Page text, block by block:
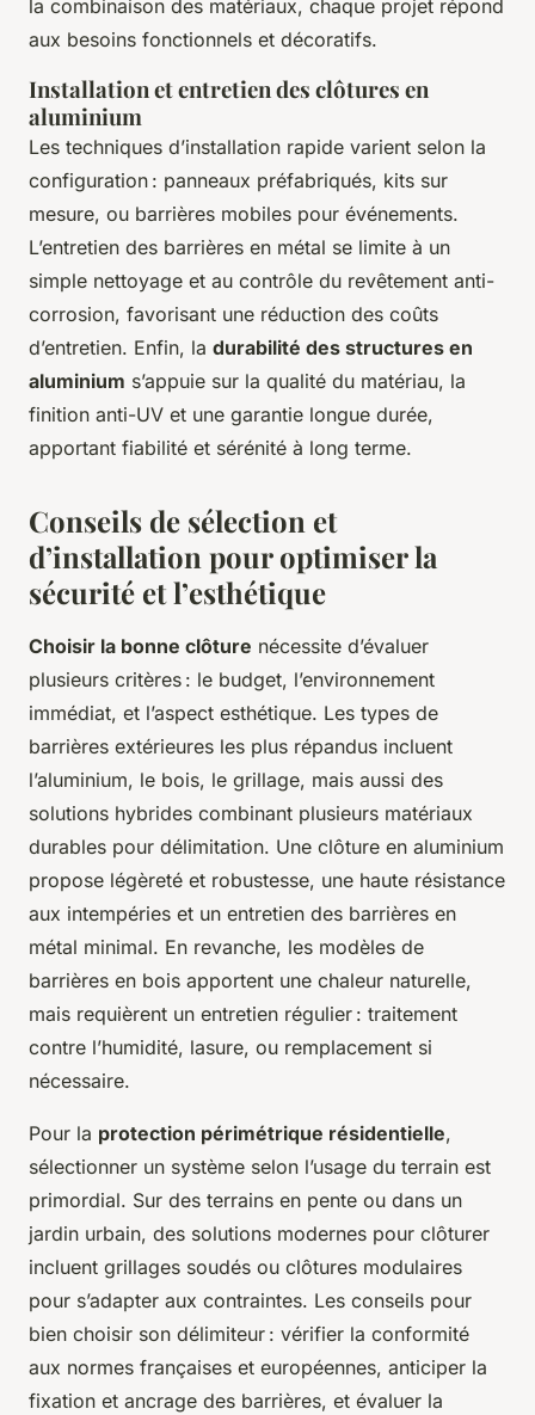
la combinaison des matériaux, chaque projet répond
aux besoins fonctionnels et décoratifs.
Installation et entretien des clôtures en
aluminium
Les techniques d’installation rapide varient selon la
configuration : panneaux préfabriqués, kits sur
mesure, ou barrières mobiles pour événements.
L’entretien des barrières en métal se limite à un
simple nettoyage et au contrôle du revêtement anti-
corrosion, favorisant une réduction des coûts
d’entretien. Enfin, la durabilité des structures en
aluminium s’appuie sur la qualité du matériau, la
finition anti-UV et une garantie longue durée,
apportant fiabilité et sérénité à long terme.
Conseils de sélection et
d’installation pour optimiser la
sécurité et l’esthétique
Choisir la bonne clôture nécessite d’évaluer
plusieurs critères : le budget, l’environnement
immédiat, et l’aspect esthétique. Les types de
barrières extérieures les plus répandus incluent
l’aluminium, le bois, le grillage, mais aussi des
solutions hybrides combinant plusieurs matériaux
durables pour délimitation. Une clôture en aluminium
propose légèreté et robustesse, une haute résistance
aux intempéries et un entretien des barrières en
métal minimal. En revanche, les modèles de
barrières en bois apportent une chaleur naturelle,
mais requièrent un entretien régulier : traitement
contre l’humidité, lasure, ou remplacement si
nécessaire.
Pour la protection périmétrique résidentielle,
sélectionner un système selon l’usage du terrain est
primordial. Sur des terrains en pente ou dans un
jardin urbain, des solutions modernes pour clôturer
incluent grillages soudés ou clôtures modulaires
pour s’adapter aux contraintes. Les conseils pour
bien choisir son délimiteur : vérifier la conformité
aux normes françaises et européennes, anticiper la
fixation et ancrage des barrières, et évaluer la